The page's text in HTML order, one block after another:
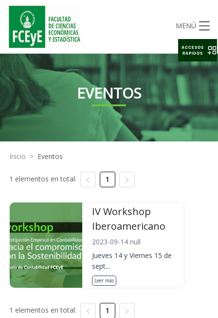
MENÚ
EVENTOS
Inicio > Eventos
1 elementos en total: 1
IV Workshop
Iberoamericano
2023-09-14 null
Jueves 14 y Viernes 15 de
sept...
Leer más
1 elementos en total: 1
ACCESOS
RAPIDOS